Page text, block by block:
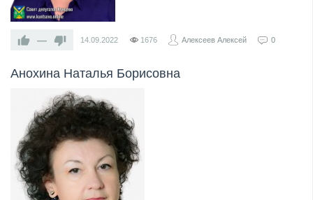
— 14.09.2022 1676 Алексеев Алексей 0
Анохина Наталья Борисовна